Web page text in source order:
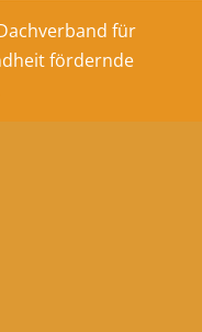
für
fördernde